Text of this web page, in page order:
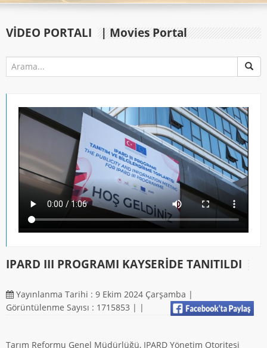
VIDEO PORTALI | Movies Portal
IPARD III PROGRAMI KAYSERİDE TANITILDI
Yayınlanma Tarihi : 9 Ekim 2024 Çarşamba |
Görüntülenme Sayısı : 1715853 | |
Tarım Reformu Genel Müdürlüğü, IPARD Yönetim Otoritesi